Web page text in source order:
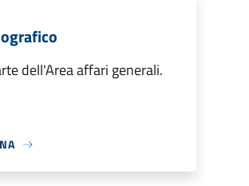
dell'Area affari generali.